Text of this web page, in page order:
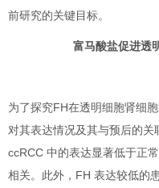
前研究的关键目标。
富马酸盐促进透
为了探究FH在透明细胞肾细
对其表达情况及其与预后的
ccRCC 中的表达显著低于正
相关。此外，FH 表达较低的